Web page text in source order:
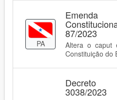
PA
Emenda
87/2023
Altera o
Constituição do
3038/2023